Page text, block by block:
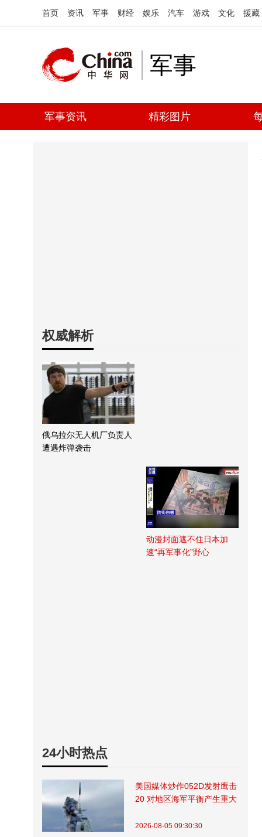
首页 资讯 军事 财经 娱乐 汽车 游戏 文化 援藏
军事
军事资讯 精彩图片
权威解析
俄乌拉尔无人机厂负责人
遭遇炸弹袭击
动漫封面遮不住日本加
速“再军事化”野心
24小时热点
美国媒体炒作052D发射鹰击
20 对地区海军平衡产生重大
2026-08-05 09:30:30